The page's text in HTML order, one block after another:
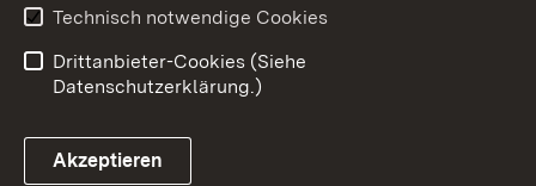
Benutzungshinweise
Erklärung zur
Technisch notwendige Cookies
Drittanbieter-Cookies (Siehe
Datenschutzerklärung.)
Akzeptieren